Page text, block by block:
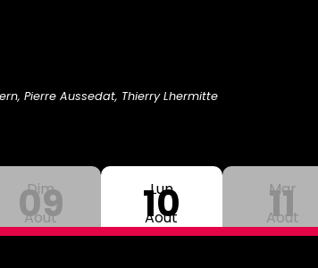
Pierre Aussedat, Thierry Lhermitte
Dim
09
Aout
Lun
10
Aout
Mar
11
Aout